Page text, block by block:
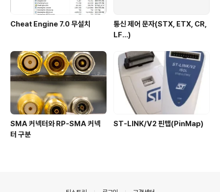
Cheat Engine 7.0 무설치
통신 제어 문자(STX, ETX, CR,
LF...)
SMA 커넥터와 RP-SMA 커넥
터 구분
ST-LINK/V2 핀맵(PinMap)